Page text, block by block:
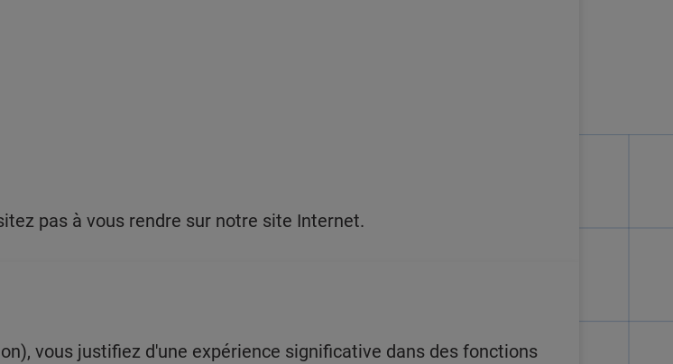
pas à vous rendre sur notre site Internet.
vous justifiez d'une expérience significative dans des fonctions